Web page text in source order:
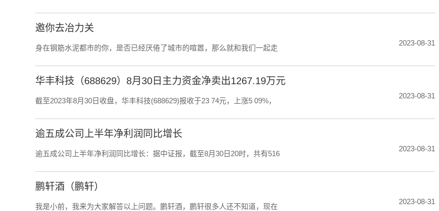
邀你去冶力关
身在钢筋水泥都市的你，是否已经厌倦了城市的喧嚣，那么就和我们一起走
2023-08-31
华丰科技（688629）8月30日主力资金净卖出1267.19万元
截至2023年8月30日收盘，华丰科技(688629)报收于23 74元，上涨5 09%，
2023-08-31
逾五成公司上半年净利润同比增长
逾五成公司上半年净利润同比增长：据中证报，截至8月30日20时，共有516
2023-08-31
鹏轩酒（鹏轩）
我是小前，我来为大家解答以上问题。鹏轩酒，鹏轩很多人还不知道，现在
2023-08-31